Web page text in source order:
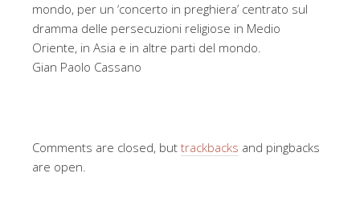
mondo, per un ‘concerto in preghiera’ centrato sul
dramma delle persecuzioni religiose in Medio
Oriente, in Asia e in altre parti del mondo.
Gian Paolo Cassano
Comments are closed, but trackbacks and pingbacks
are open.